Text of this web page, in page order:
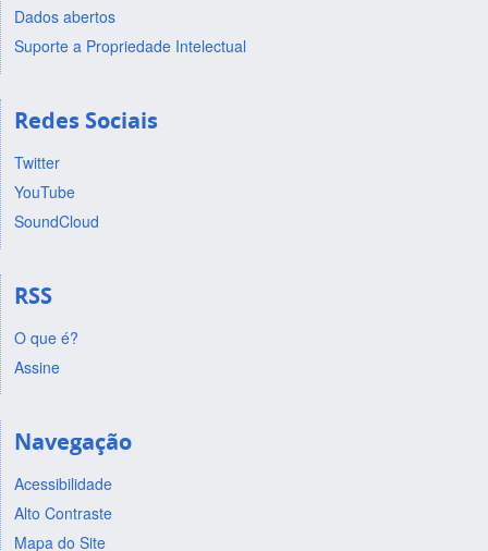
Dados abertos
Suporte a Propriedade Intelectual
Redes Sociais
Twitter
YouTube
SoundCloud
RSS
O que é?
Assine
Navegação
Acessibilidade
Alto Contraste
Mapa do Site